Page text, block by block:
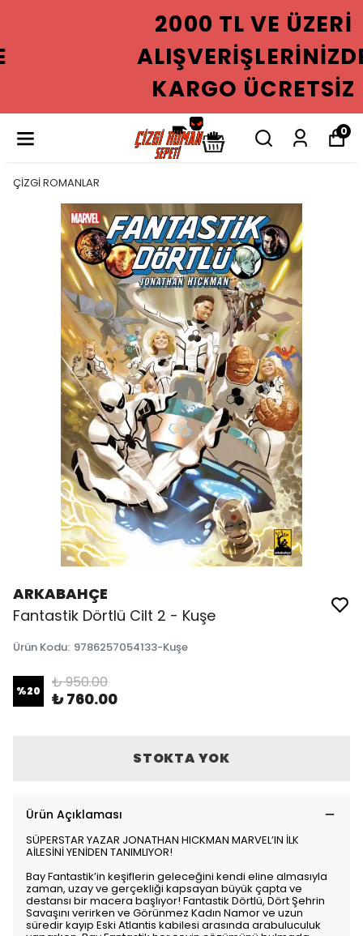
2000 TL VE ÜZERI
ALIŞVERIŞLERINIZDE
KARGO ÜCRETSIZ
0
ÇİZGİ ROMANLAR
ARKABAHÇE
Fantastik Dörtlü Cilt 2 - Kuşe
Ürün Kodu: 9786257054133-Kuşe
%20 ₺ 950.00
₺ 760.00
STOKTA YOK
Ürün Açıklaması
SÜPERSTAR YAZAR JONATHAN HICKMAN MARVEL’IN İLK
AİLESİNİ YENİDEN TANIMLIYOR!
Bay Fantastik’in keşiflerin geleceğini kendi eline almasıyla
zaman, uzay ve gerçekliği kapsayan büyük çapta ve
destansı bir macera başlıyor! Fantastik Dörtlü, Dört Şehrin
Savaşını verirken ve Görünmez Kadın Namor ve uzun
süredir kayıp Eski Atlantis kabilesi arasında arabuluculuk